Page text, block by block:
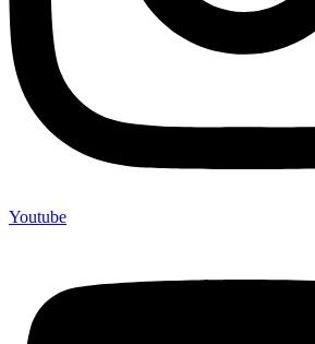
Youtube